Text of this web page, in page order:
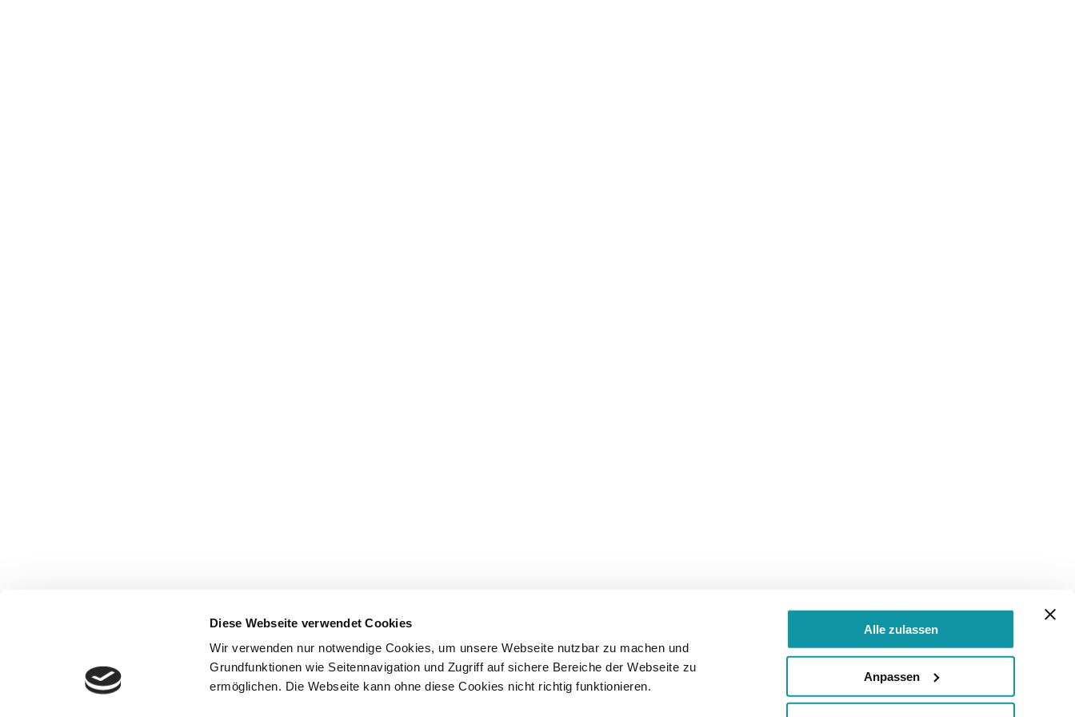
Diese Webseite verwendet Cookies
Wir verwenden nur notwendige Cookies, um unsere Webseite nutzbar zu machen und
Grundfunktionen wie Seitennavigation und Zugriff auf sichere Bereiche der Webseite zu
ermöglichen. Die Webseite kann ohne diese Cookies nicht richtig funktionieren.
Alle zulassen
Anpassen